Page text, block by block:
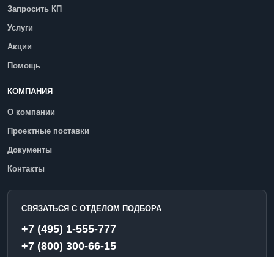
Запросить КП
Услуги
Акции
Помощь
КОМПАНИЯ
О компании
Проектные поставки
Документы
Контакты
СВЯЗАТЬСЯ С ОТДЕЛОМ ПОДБОРА
+7 (495) 1-555-777
+7 (800) 300-66-15